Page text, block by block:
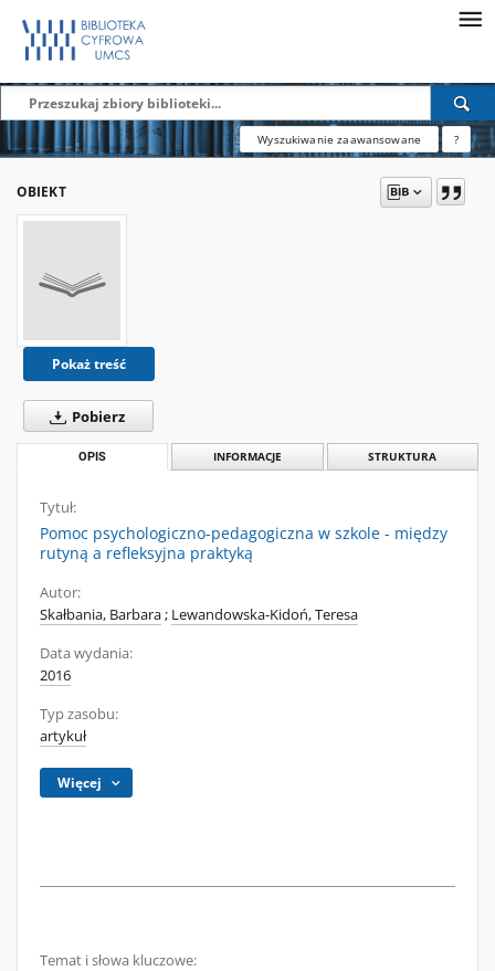
Wyszukiwanie zaawansowane ?
OBIEKT
Pokaż treść
Pobierz
OPIS INFORMACJE STRUKTURA
Tytuł:
Pomoc psychologiczno-pedagogiczna w szkole - między
rutyną a refleksyjna praktyką
Autor:
Skałbania, Barbara; Lewandowska-Kidoń, Teresa
Data wydania:
2016
Typ zasobu:
artykuł
Więcej
Temat i słowa kluczowe: